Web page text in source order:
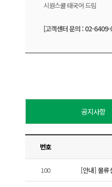
시원스쿨 태국어 드림
[고객센터 문의 : 02-
공지사항
번호
100 [안내] 물류